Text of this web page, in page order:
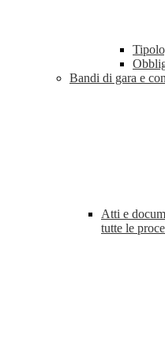
Bandi di gara e
Atti e
tutte le